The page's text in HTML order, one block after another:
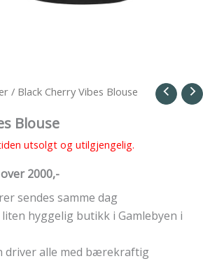
/ Black Cherry Vibes Blouse
Blouse
utsolgt og utilgjengelig.
2000,-
sendes samme dag
hyggelig butikk i Gamlebyen i
driver alle med bærekraftig